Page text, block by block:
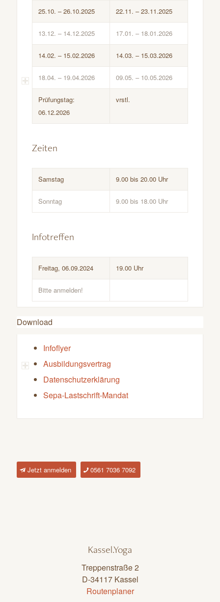
25.10. – 26.10.2025 22.11. – 23.11.2025
13.12. – 14.12.2025 17.01. – 18.01.2026
14.02. – 15.02.2026 14.03. – 15.03.2026
18.04. – 19.04.2026 09.05. – 10.05.2026
Prüfungstag:
06.12.2026
vrstl.
Zeiten
Samstag 9.00 bis 20.00 Uhr
Sonntag 9.00 bis 18.00 Uhr
Infotreffen
Freitag, 06.09.2024 19.00 Uhr
Bitte anmelden!
Download
Infoflyer
Ausbildungsvertrag
Datenschutzerklärung
Sepa-Lastschrift-Mandat
Jetzt anmelden 0561 7036 7092
Kassel.Yoga
Treppenstraße 2
D-34117 Kassel
Routenplaner